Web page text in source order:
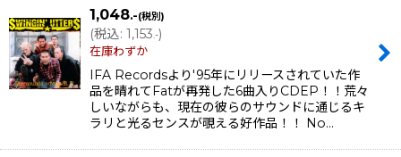
1,048.-(税別)
(税込: 1,153.-)
在庫わずか
IFA Recordsより'95年にリリースされていた作
品を晴れてFatが再発した6曲入りCDEP！！荒々
しいながらも、現在の彼らのサウンドに通じるキ
ラリと光るセンスが覗える好作品！！ No…